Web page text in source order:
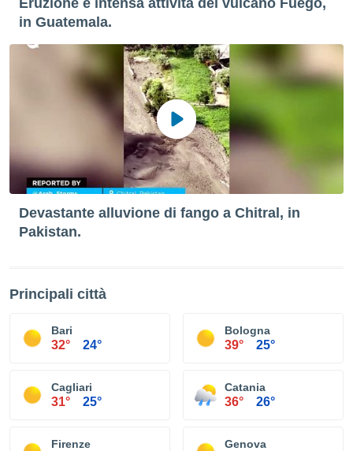
Eruzione e intensa attività del vulcano Fuego,
in Guatemala.
Devastante alluvione di fango a Chitral, in
Pakistan.
Principali città
Bari
32° 24°
Bologna
39° 25°
Cagliari
31° 25°
Catania
36° 26°
Firenze Genova